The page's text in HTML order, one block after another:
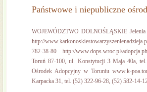
Państwowe i niepubliczne
WOJEWÓDZTWO DOLNOŚLĄSKIE
http://
782-38-80 http://www.dops.wroc.pl/
Toruń 87-100, ul. Konstytucji 3 Maja 40a,
Ośrodek Adopcyjny w Toruniu www.k-
Karpacka 31, tel. (52) 322-96-28, (52) 582-14-